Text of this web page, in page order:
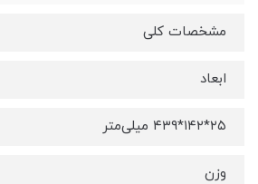
مشخصات کلی
ابعاد
۲۵*۱۴۲*۴۳۹ میلی‌متر
وزن